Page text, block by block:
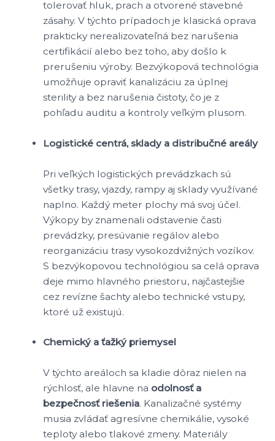
tolerovať hluk, prach a otvorené stavebné
zásahy. V týchto prípadoch je klasická oprava
prakticky nerealizovateľná bez narušenia
certifikácií alebo bez toho, aby došlo k
prerušeniu výroby. Bezvýkopová technológia
umožňuje opraviť kanalizáciu za úplnej
sterility a bez narušenia čistoty, čo je z
pohľadu auditu a kontroly veľkým plusom.
Logistické centrá, sklady a distribučné areály
Pri veľkých logistických prevádzkach sú
všetky trasy, vjazdy, rampy aj sklady využívané
naplno. Každý meter plochy má svoj účel.
Výkopy by znamenali odstavenie časti
prevádzky, presúvanie regálov alebo
reorganizáciu trasy vysokozdvižných vozíkov.
S bezvýkopovou technológiou sa celá oprava
deje mimo hlavného priestoru, najčastejšie
cez revízne šachty alebo technické vstupy,
ktoré už existujú.
Chemický a ťažký priemysel
V týchto areáloch sa kladie dôraz nielen na
rýchlosť, ale hlavne na odolnosť a
bezpečnosť riešenia. Kanalizačné systémy
musia zvládať agresívne chemikálie, vysoké
teploty alebo tlakové zmeny. Materiály